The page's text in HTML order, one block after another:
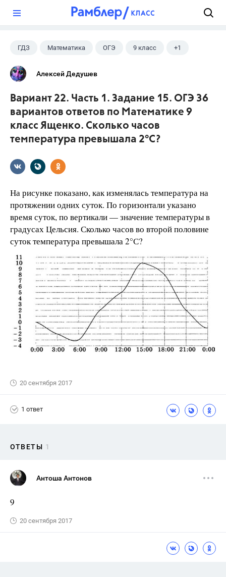
ГДЗ Математика ОГЭ 9 класс +1
Ященко И.В.
Алексей Дедушев
Вариант 22. Часть 1. Задание 15. ОГЭ 36
вариантов ответов по Математике 9
класс Ященко. Сколько часов
температура превышала 2°С?
На рисунке показано, как изменялась температура на
протяжении одних суток. По горизонтали указано
время суток, по вертикали — значение температуры в
градусах Цельсия. Сколько часов во второй половине
суток температура превышала 2°С?
20 сентября 2017
1 ответ
ОТВЕТЫ 1
Антоша Антонов
9
20 сентября 2017